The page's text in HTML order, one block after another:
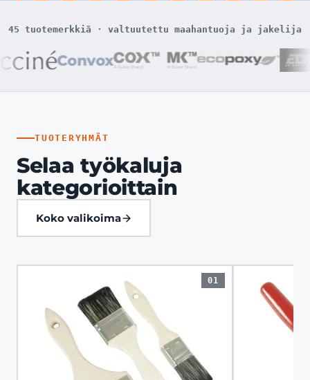
45 tuotemerkkiä · valtuutettu maahantuoja ja jakelija
Convox
TUOTERYHMÄT
Selaa työkaluja
kategorioittain
Koko valikoima
01